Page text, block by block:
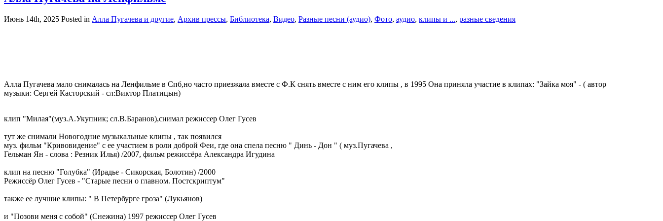
Июнь 14th, 2025 Posted in Алла Пугачева и другие, Архив прессы, Библиотека, Видео, Разные песни (аудио), Фото, аудио, клипы и ..., разные сведения
Алла Пугачева мало снималась на Ленфильме в Спб,но часто приезжала вместе с Ф.К снять вместе с ним его клипы , в 1995 Она приняла участие в клипах: "Зайка моя" - ( автор
музыки: Сергей Касторский - сл:Виктор Платицын)
клип "Милая"(муз.А.Укупник; сл.В.Баранов),снимал режиссер Олег Гусев
тут же снимали Новогодние музыкальные клипы , так появился
муз. фильм "Кривовидение" с ее участием в роли доброй Феи, где она спела песню " Динь - Дон " ( муз.Пугачева ,
Гельман Ян - слова : Резник Илья) /2007, фильм режиссёра Александра Игудина
клип на песню "Голубка" (Ирадье - Сикорская, Болотин) /2000
Режиссёр Олег Гусев - "Старые песни о главном. Постскриптум"
также ее лучшие клипы: " В Петербурге гроза" (Лукьянов)
и "Позови меня с собой" (Снежина) 1997 режиссер Олег Гусев